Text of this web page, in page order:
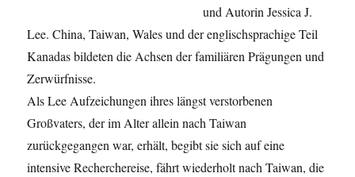
und Autorin Jessica J.
Lee. China, Taiwan, Wales und der englischsprachige Teil
Kanadas bildeten die Achsen der familiären Prägungen und
Zerwürfnisse.
Als Lee Aufzeichungen ihres längst verstorbenen
Großvaters, der im Alter allein nach Taiwan
zurückgegangen war, erhält, begibt sie sich auf eine
intensive Recherchereise, fährt wiederholt nach Taiwan, die